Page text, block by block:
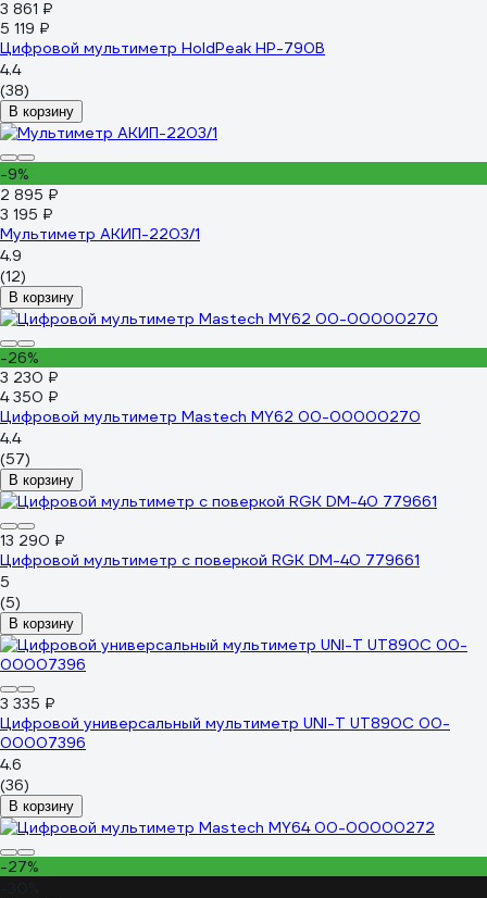
3 861 ₽
5 119 ₽
Цифровой мультиметр HoldPeak HP-790B
4.4
(38)
В корзину
-9%
2 895 ₽
3 195 ₽
Мультиметр АКИП-2203/1
4.9
(12)
В корзину
-26%
3 230 ₽
4 350 ₽
Цифровой мультиметр Mastech MY62 00-00000270
4.4
(57)
В корзину
13 290 ₽
Цифровой мультиметр с поверкой RGK DM-40 779661
5
(5)
В корзину
3 335 ₽
Цифровой универсальный мультиметр UNI-T UT890C 00-
00007396
4.6
(36)
В корзину
-27%